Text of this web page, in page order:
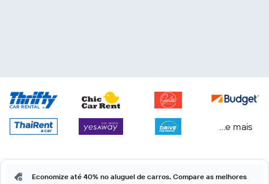
...e mais
Economize até 40% no aluguel de carros. Compare as melhores